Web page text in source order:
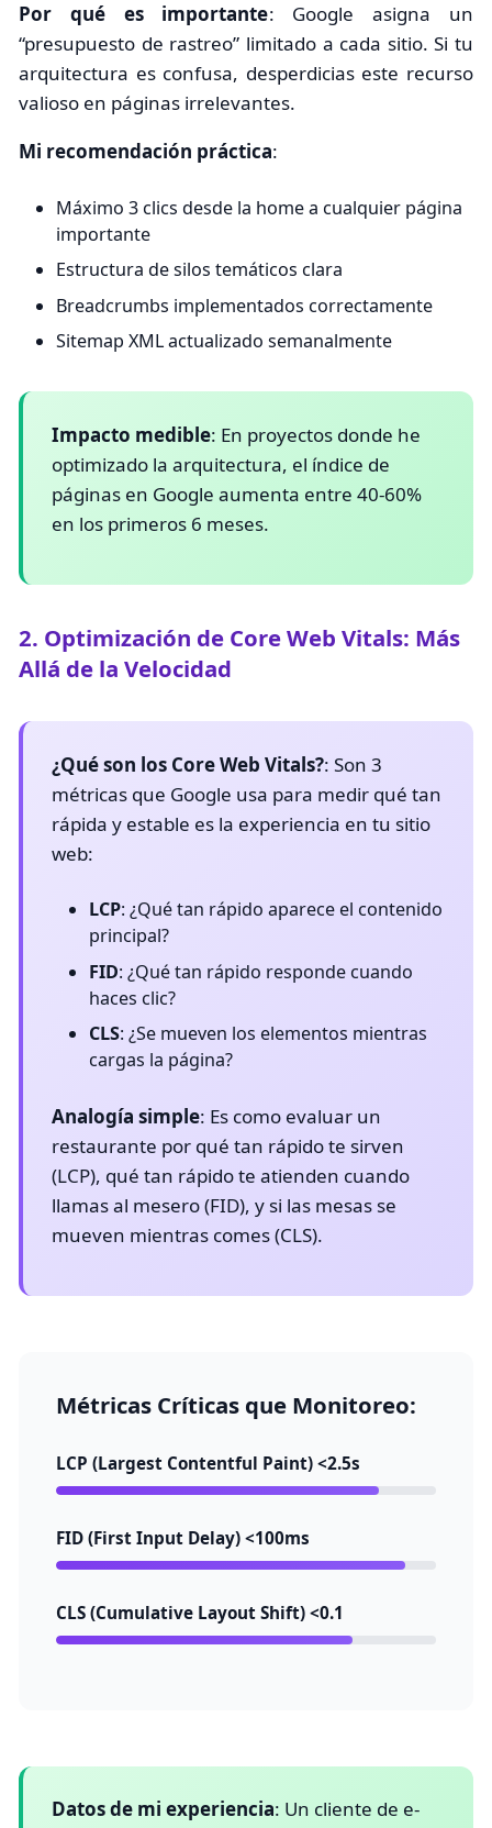
Por qué es importante: Google asigna un
“presupuesto de rastreo” limitado a cada sitio. Si tu
arquitectura es confusa, desperdicias este recurso
valioso en páginas irrelevantes.
Mi recomendación práctica:
Máximo 3 clics desde la home a cualquier página
importante
Estructura de silos temáticos clara
Breadcrumbs implementados correctamente
Sitemap XML actualizado semanalmente
Impacto medible: En proyectos donde he
optimizado la arquitectura, el índice de
páginas en Google aumenta entre 40-60%
en los primeros 6 meses.
2. Optimización de Core Web Vitals: Más
Allá de la Velocidad
¿Qué son los Core Web Vitals?: Son 3
métricas que Google usa para medir qué tan
rápida y estable es la experiencia en tu sitio
web:
LCP: ¿Qué tan rápido aparece el contenido
principal?
FID: ¿Qué tan rápido responde cuando
haces clic?
CLS: ¿Se mueven los elementos mientras
cargas la página?
Analogía simple: Es como evaluar un
restaurante por qué tan rápido te sirven
(LCP), qué tan rápido te atienden cuando
llamas al mesero (FID), y si las mesas se
mueven mientras comes (CLS).
Métricas Críticas que Monitoreo:
LCP (Largest Contentful Paint) <2.5s
FID (First Input Delay) <100ms
CLS (Cumulative Layout Shift) <0.1
Datos de mi experiencia: Un cliente de e-